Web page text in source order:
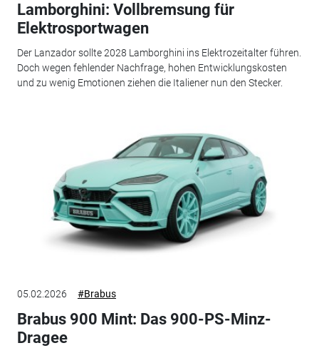
Lamborghini: Vollbremsung für
Elektrosportwagen
Der Lanzador sollte 2028 Lamborghini ins Elektrozeitalter führen.
Doch wegen fehlender Nachfrage, hohen Entwicklungskosten
und zu wenig Emotionen ziehen die Italiener nun den Stecker.
05.02.2026 #Brabus
Brabus 900 Mint: Das 900-PS-Minz-
Dragee